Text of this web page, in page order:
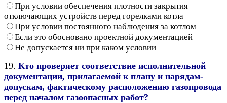
При условии обеспечения плотности закрытия
отключающих устройств перед горелками котла
При условии постоянного наблюдения за котлом
Если это обосновано проектной документацией
Не допускается ни при каком условии
19. Кто проверяет соответствие исполнительной
документации, прилагаемой к плану и нарядам-
допускам, фактическому расположению газопровода
перед началом газоопасных работ?